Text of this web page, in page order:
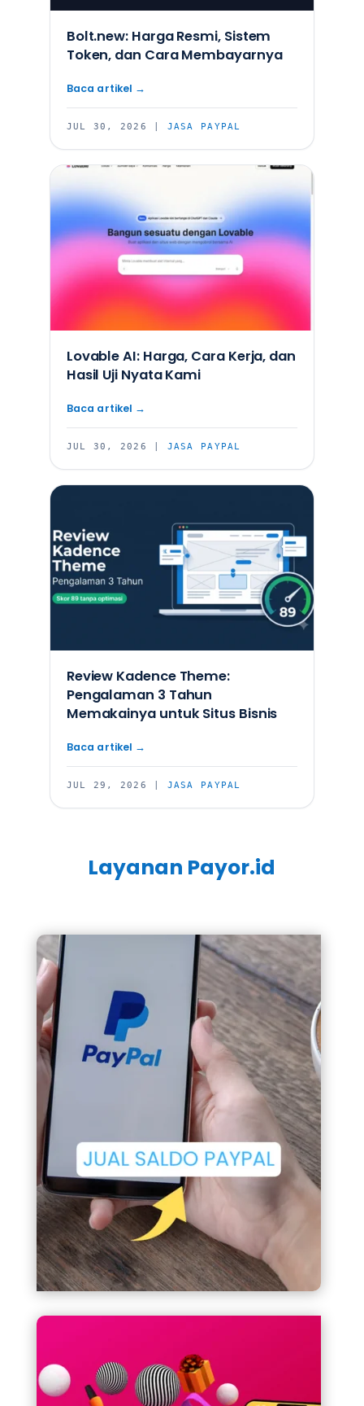
Bolt.new: Harga Resmi, Sistem
Token, dan Cara Membayarnya
JUL 30, 2026 JASA PAYPAL
Lovable AI: Harga, Cara Kerja, dan
Hasil Uji Nyata Kami
JUL 30, 2026 JASA PAYPAL
Review Kadence Theme:
Pengalaman 3 Tahun
Memakainya untuk Situs Bisnis
JUL 29, 2026 JASA PAYPAL
Layanan Payor.id